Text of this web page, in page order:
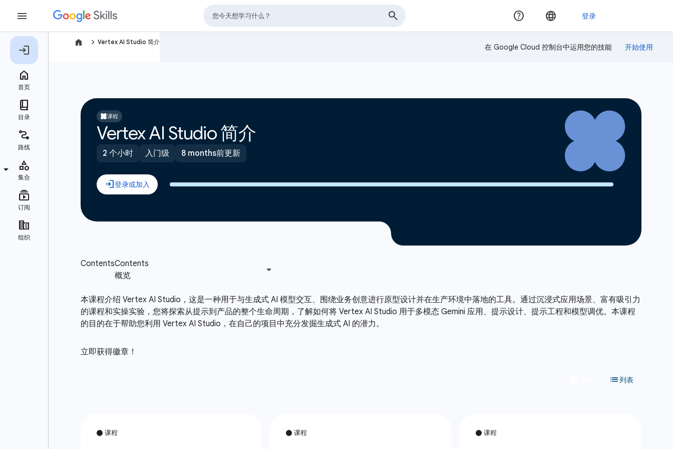
navigate_next Vertex AI Studio 简介
在 Google Cloud 控制台中运用您的技能
课程
Vertex AI Studio 简介
2 个小时 入门级 8 months前更新
本课程介绍 Vertex AI Studio，这是一种用于与生成式 AI 模型交互、围绕业务创意进行原型设计并在生产环境中落地的工具。通过沉浸式应用场景、富有吸引力
的课程和实操实验，您将探索从提示到产品的整个生命周期，了解如何将 Vertex AI Studio 用于多模态 Gemini 应用、提示设计、提示工程和模型调优。本课程
的目的在于帮助您利用 Vertex AI Studio，在自己的项目中充分发掘生成式 AI 的潜力。
立即获得徽章！